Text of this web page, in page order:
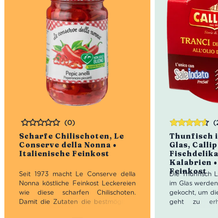
Scharfe Chilischoten, Le
Conserve della Nonna •
Italienische Feinkost
Bewertet
(0)
Seit 1973 macht Le Conserve della
Nonna köstliche Feinkost Leckereien
wie diese scharfen Chilischoten.
Damit die Zutaten die bestmögliche
Thunfisch
Glas,
Kalabrien
Feinkost
Die Thunfisch
im Glas
gekocht, um
geht zu
Bewertet
mit4.50
von 5